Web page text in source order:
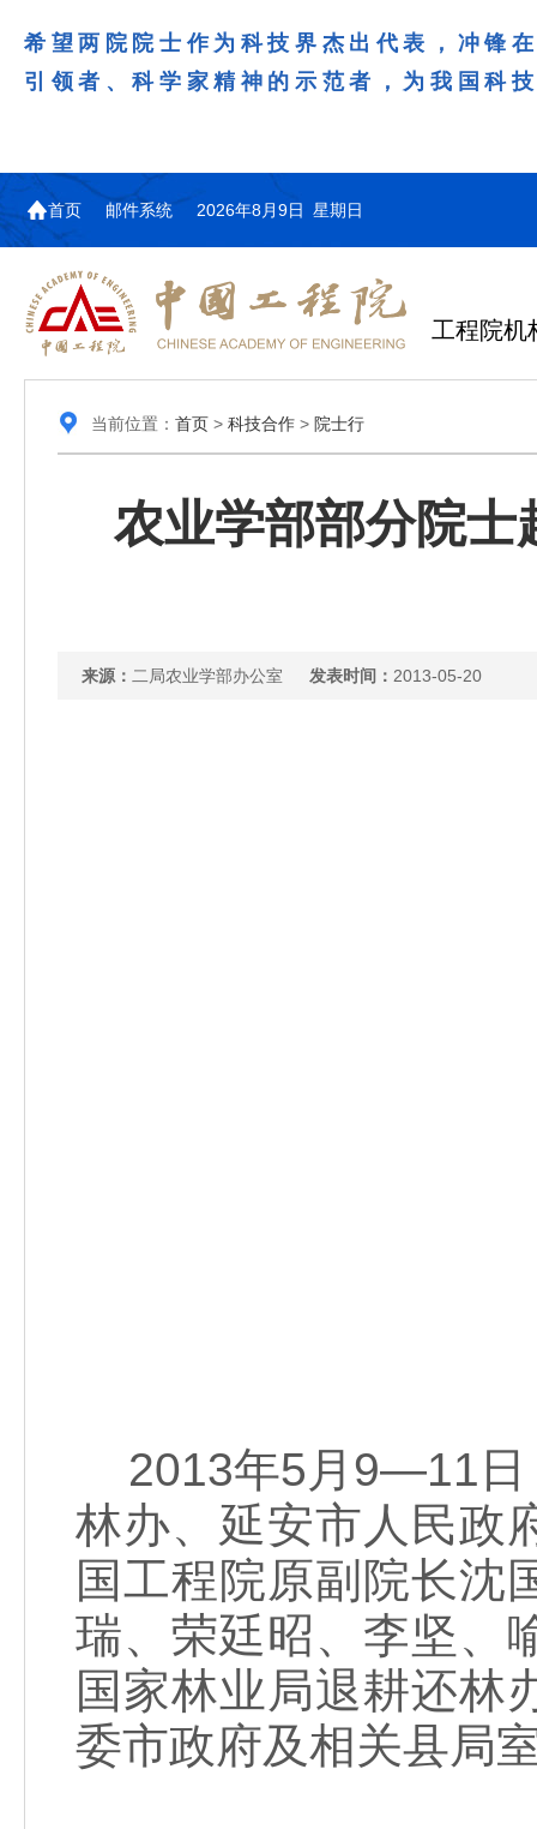
希望两院院士作为科技界杰出代表，冲锋
引领者、科学家精神的示范者，为我国科
首页 邮件系统 2026年8月9日 星期日
工程院机
当前位置： 首页> 科技合作> 院士行
农业学部部分院士
来源： 二局农业学部办公室 发表时间： 2013-05-20
2013年5月9—11日
林办、延安市人民政
国工程院原副院长沈
瑞、荣廷昭、李坚、
国家林业局退耕还林
委市政府及相关县局